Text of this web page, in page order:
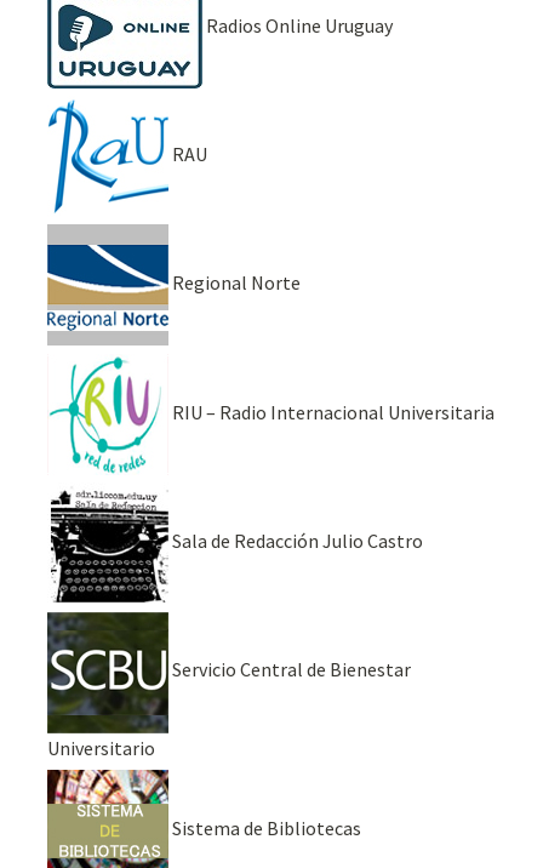
Radios Online Uruguay
RAU
Regional Norte
RIU – Radio Internacional Universitaria
Sala de Redacción Julio Castro
Servicio Central de Bienestar
Universitario
Sistema de Bibliotecas